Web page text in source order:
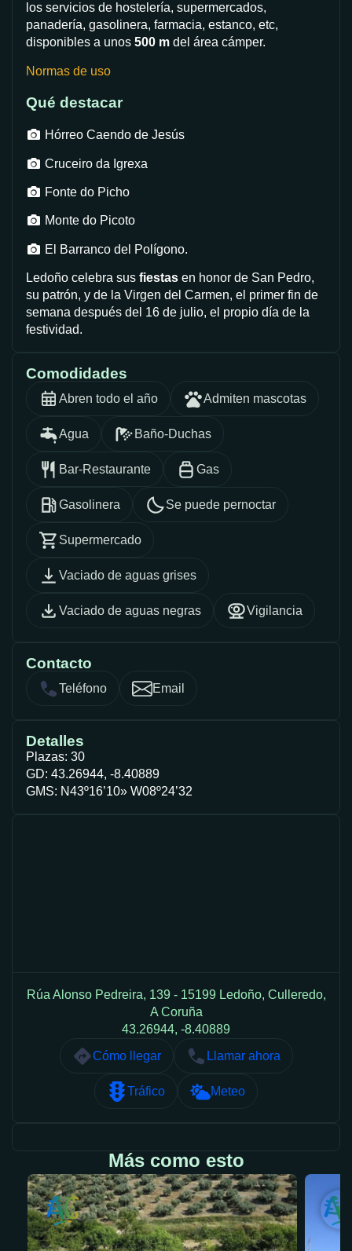
los servicios de hostelería, supermercados,
panadería, gasolinera, farmacia, estanco, etc,
disponibles a unos 500 m del área cámper.
Normas de uso
Qué destacar
Hórreo Caendo de Jesús
Cruceiro da Igrexa
Fonte do Picho
Monte do Picoto
El Barranco del Polígono.
Ledoño celebra sus fiestas en honor de San Pedro,
su patrón, y de la Virgen del Carmen, el primer fin de
semana después del 16 de julio, el propio día de la
festividad.
Comodidades
Abren todo el año Admiten mascotas
Agua Baño-Duchas
Bar-Restaurante Gas
Gasolinera Se puede pernoctar
Supermercado
Vaciado de aguas grises
Vaciado de aguas negras Vigilancia
Contacto
Teléfono Email
Detalles
Plazas: 30
GD: 43.26944, -8.40889
GMS: N43º16’10» W08º24’32
Rúa Alonso Pedreira, 139 - 15199 Ledoño, Culleredo,
A Coruña
43.26944, -8.40889
Cómo llegar
Llamar ahora
Tráfico Meteo
Más como esto